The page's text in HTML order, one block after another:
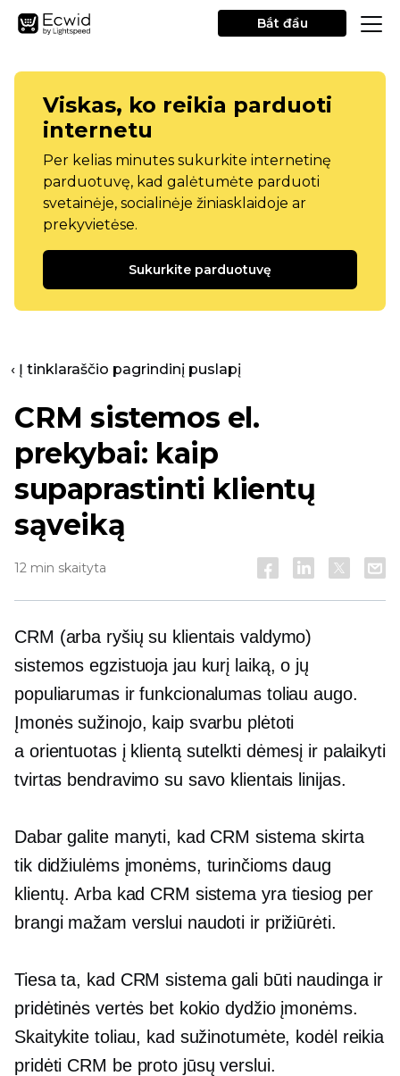
Bắt đầu
Viskas, ko reikia parduoti
internetu
Per kelias minutes sukurkite internetinę
parduotuvę, kad galėtumėte parduoti
svetainėje, socialinėje žiniasklaidoje ar
prekyvietėse.
Sukurkite parduotuvę
‹ Į tinklaraščio pagrindinį puslapį
CRM sistemos el.
prekybai: kaip
supaprastinti klientų
sąveiką
12 min skaityta
CRM (arba ryšių su klientais valdymo)
sistemos egzistuoja jau kurį laiką, o jų
populiarumas ir funkcionalumas toliau augo.
Įmonės sužinojo, kaip svarbu plėtoti
a orientuotas į klientąsutelkti dėmesį ir palaikyti
tvirtas bendravimo su savo klientais linijas.
Dabar galite manyti, kad CRM sistema skirta
tik didžiulėms įmonėms, turinčioms daug
klientų. Arba kad CRM sistema yra tiesiog per
brangi mažam verslui naudoti ir prižiūrėti.
Tiesa ta, kad CRM sistema gali būti naudinga ir
pridėtinės vertės bet kokio dydžio įmonėms.
Skaitykite toliau, kad sužinotumėte, kodėl reikia
pridėti CRM be proto jūsų verslui.